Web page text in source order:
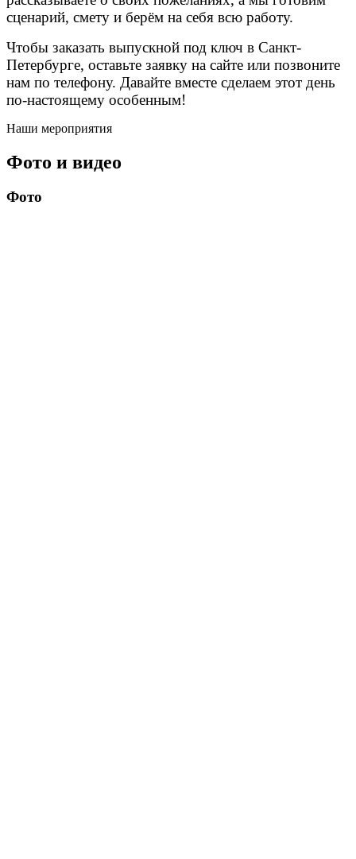
сценарий, смету и берём на себя всю работу.
Чтобы заказать выпускной под ключ в Санкт-
Петербурге, оставьте заявку на сайте или позвоните
нам по телефону. Давайте вместе сделаем этот день
по-настоящему особенным!
Наши мероприятия
Фото и видео
Фото